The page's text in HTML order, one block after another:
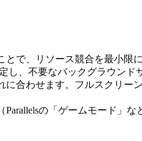
で、リソース競合を最小限に
し、不要なバックグラウンド
合わせます。フルスクリー
の「ゲームモード」な